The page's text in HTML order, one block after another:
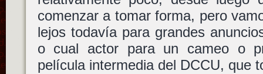
comenzar a tomar forma, pero
lejos todavía para grandes
o cual actor para un cameo o
película intermedia del DCCU, que